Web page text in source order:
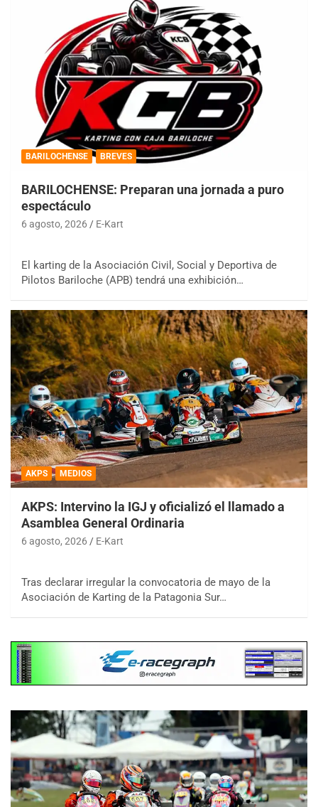
BARILOCHENSE BREVES
BARILOCHENSE: Preparan una jornada a puro
espectáculo
6 agosto, 2026 E-Kart
El karting de la Asociación Civil, Social y Deportiva de
Pilotos Bariloche (APB) tendrá una exhibición…
AKPS MEDIOS
AKPS: Intervino la IGJ y oficializó el llamado a
Asamblea General Ordinaria
6 agosto, 2026 E-Kart
Tras declarar irregular la convocatoria de mayo de la
Asociación de Karting de la Patagonia Sur…